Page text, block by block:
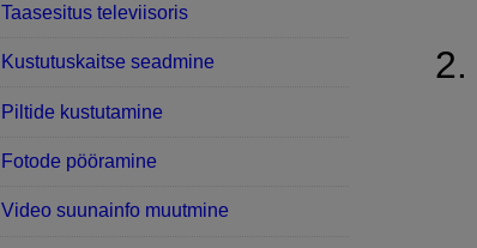
Taasesitus televiisoris
Kustutuskaitse seadmine
Piltide kustutamine
Fotode pööramine
Video suunainfo muutmine